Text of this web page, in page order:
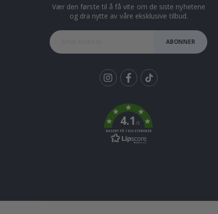
Vær den første til å få vite om de siste nyhetene
og dra nytte av våre eksklusive tilbud.
ABONNER
k
4.1/5
BASERT PÅ 1032 STEMMER